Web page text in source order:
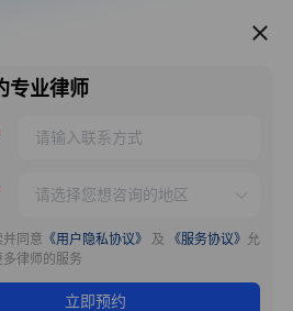
服务推荐
专业律师
并同意 《用户隐私协议》 及 《服务协议》 允
律师的服务
立即预约